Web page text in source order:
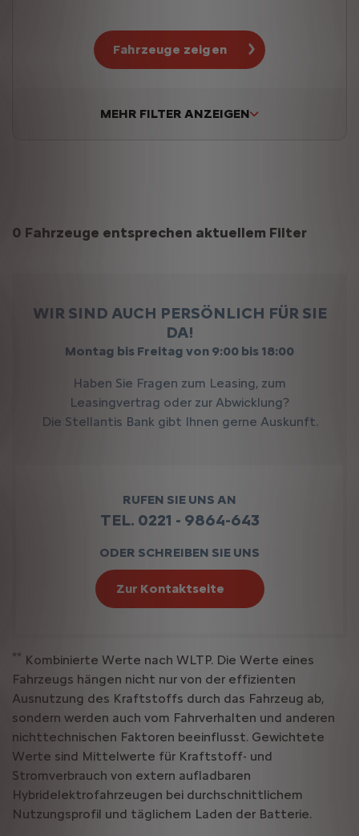
Fahrzeuge zeigen
MEHR FILTER ANZEIGEN
Suchergebnisse
0 Fahrzeuge entsprechen aktuellem Filter
WIR SIND AUCH PERSÖNLICH FÜR SIE
DA!
Montag bis Freitag von 9:00 bis 18:00
Haben Sie Fragen zum Leasing, zum
Leasingvertrag oder zur Abwicklung?
Die Stellantis Bank gibt Ihnen gerne Auskunft.
RUFEN SIE UNS AN
TEL. 0221 - 9864-643
ODER SCHREIBEN SIE UNS
Zur Kontaktseite
** Kombinierte Werte nach WLTP. Die Werte eines
Fahrzeugs hängen nicht nur von der effizienten
Ausnutzung des Kraftstoffs durch das Fahrzeug ab,
sondern werden auch vom Fahrverhalten und anderen
nichttechnischen Faktoren beeinflusst. Gewichtete
Werte sind Mittelwerte für Kraftstoff- und
Stromverbrauch von extern aufladbaren
Hybridelektrofahrzeugen bei durchschnittlichem
Nutzungsprofil und täglichem Laden der Batterie.